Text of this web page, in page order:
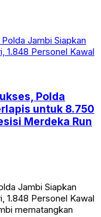
Polda
untuk 8.750
Merdeka Run
Jambi Siapkan
1.848 Personel Kawal
mematangkan